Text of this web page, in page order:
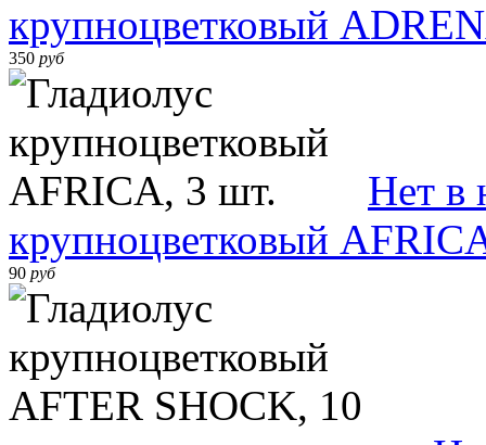
крупноцветковый
350 руб
Нет в
крупноцветковый
90 руб